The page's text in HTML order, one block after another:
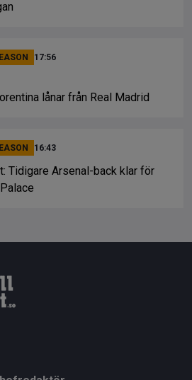
17:56
lånar från Real Madrid
16:43
Tidigare Arsenal-back klar för